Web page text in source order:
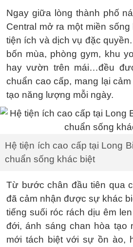
Ngay giữa lòng thành phố
Central mở ra một miền
tiện ích và dịch vụ đặc
bốn mùa, phòng gym, khu
hay vườn trên mái…đều
chuẩn cao cấp, mang lại
tạo năng lượng mỗi ngày.
Hệ tiện ích cao cấp tại Long
chuẩn sống khác biệt
Từ bước chân đầu tiên qua
đã cảm nhận được sự khác
tiếng suối róc rách dịu êm
đới, ánh sáng chan hòa tạo
mới tách biệt với sự ồn ào,